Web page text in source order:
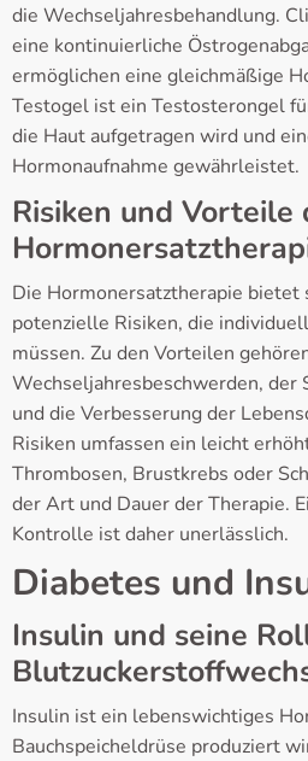
die Wechseljahresbehandlung.
eine kontinuierliche
ermöglichen eine gleichmäßige
Testogel ist ein Testosterongel
die Haut aufgetragen wird und
Hormonaufnahme gewährleistet.
Risiken und Vorteile
Die Hormonersatztherapie bietet
potenzielle Risiken, die
müssen. Zu den Vorteilen
Wechseljahresbeschwerden, der
und die Verbesserung der
Risiken umfassen ein leicht
Thrombosen, Brustkrebs oder
der Art und Dauer der Therapie.
Kontrolle ist daher unerlässlich.
Diabetes und
Insulin und seine
Insulin ist ein lebenswichtiges
Bauchspeicheldrüse produziert